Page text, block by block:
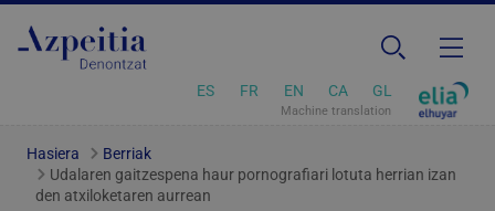
ES FR EN CA GL
Machine translation
Hasiera
Berriak
Udalaren gaitzespena haur pornografiari lotuta herrian izan
den atxiloketaren aurrean